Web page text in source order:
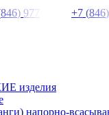
846) 977 +7 (846)
изделия
напорно-